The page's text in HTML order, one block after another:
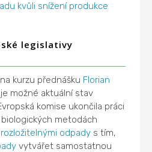
kvůli snížení produkce
legislativy
kurzu přednášku Florian
možné aktuální stav
komise ukončila práci
metodách
odpady s tím,
vytvářet samostatnou